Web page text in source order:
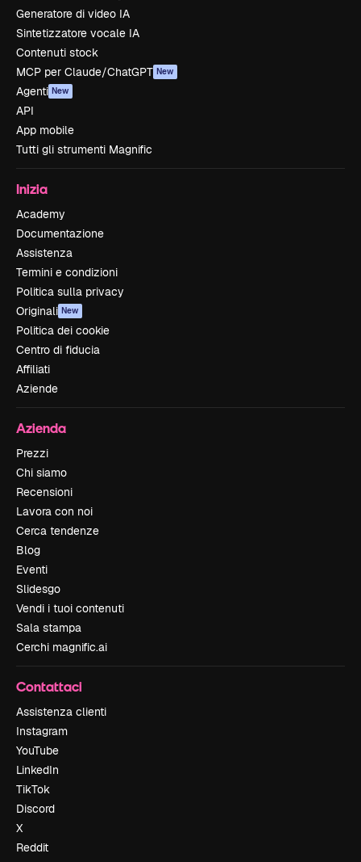
Generatore di video IA
Sintetizzatore vocale IA
Contenuti stock
MCP per Claude/ChatGPT New
Agenti New
API
App mobile
Tutti gli strumenti Magnific
Inizia
Academy
Documentazione
Assistenza
Termini e condizioni
Politica sulla privacy
Originali New
Politica dei cookie
Centro di fiducia
Affiliati
Aziende
Azienda
Prezzi
Chi siamo
Recensioni
Lavora con noi
Cerca tendenze
Blog
Eventi
Slidesgo
Vendi i tuoi contenuti
Sala stampa
Cerchi magnific.ai
Contattaci
Assistenza clienti
Instagram
YouTube
LinkedIn
TikTok
Discord
X
Reddit